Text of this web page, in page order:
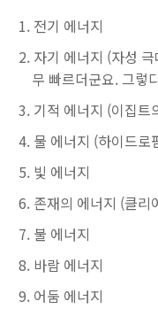
전기 에너지
자기 에너지 (자성
무 빠르더군요. 그렇
기적 에너지 (이집트
물 에너지 (하이드로
빛 에너지
존재의 에너지 (클리
불 에너지
바람 에너지
어둠 에너지